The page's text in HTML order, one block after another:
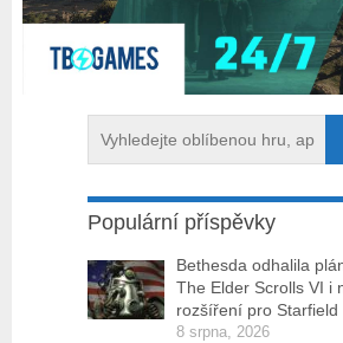
Populární příspěvky
Bethesda odhalila
The Elder Scrolls VI i
rozšíření pro Starfield
8 srpna, 2026